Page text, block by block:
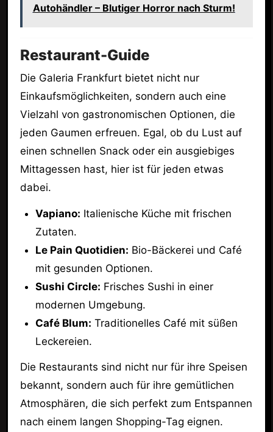
Autohändler – Blutiger Horror nach Sturm!
Restaurant-Guide
Die Galeria Frankfurt bietet nicht nur
Einkaufsmöglichkeiten, sondern auch eine
Vielzahl von gastronomischen Optionen, die
jeden Gaumen erfreuen. Egal, ob du Lust auf
einen schnellen Snack oder ein ausgiebiges
Mittagessen hast, hier ist für jeden etwas
dabei.
Vapiano: Italienische Küche mit frischen
Zutaten.
Le Pain Quotidien: Bio-Bäckerei und Café
mit gesunden Optionen.
Sushi Circle: Frisches Sushi in einer
modernen Umgebung.
Café Blum: Traditionelles Café mit süßen
Leckereien.
Die Restaurants sind nicht nur für ihre Speisen
bekannt, sondern auch für ihre gemütlichen
Atmosphären, die sich perfekt zum Entspannen
nach einem langen Shopping-Tag eignen.